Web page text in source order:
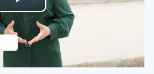
Play
Video